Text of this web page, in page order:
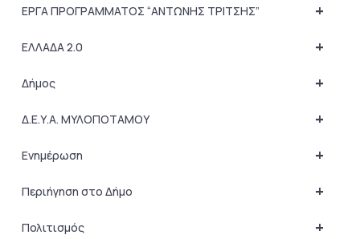
+
ΕΡΓΑ ΠΡΟΓΡΑΜΜΑΤΟΣ “ΑΝΤΩΝΗΣ ΤΡΙΤΣΗΣ”
+
ΕΛΛΑΔΑ 2.0
+
Δήμος
+
Δ.Ε.Υ.Α. ΜΥΛΟΠΟΤΑΜΟΥ
+
Ενημέρωση
+
Περιήγηση στο Δήμο
+
Πολιτισμός